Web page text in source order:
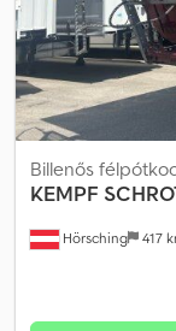
Egyedi
és telematikai
személyes tanácsot
Hörsching 417
Billenős
KEMPF